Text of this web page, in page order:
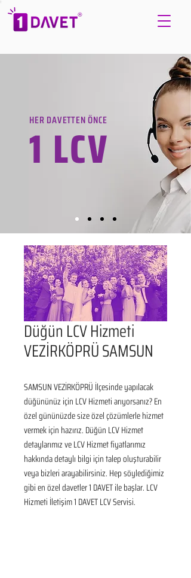
HER DAVETTEN ÖNCE
1 LCV
Düğün LCV Hizmeti
VEZİRKÖPRÜ SAMSUN
SAMSUN VEZİRKÖPRÜ İlçesinde yapılacak
düğününüz için LCV Hizmeti arıyorsanız? En
özel gününüzde size özel çözümlerle hizmet
vermek için hazırız. Düğün LCV Hizmet
detaylarımız ve LCV Hizmet fiyatlarımız
hakkında detaylı bilgi için talep oluşturabilir
veya bizleri arayabilirsiniz. Hep söylediğimiz
gibi en özel davetler 1 DAVET ile başlar. LCV
Hizmeti İletişim 1 DAVET LCV Servisi.